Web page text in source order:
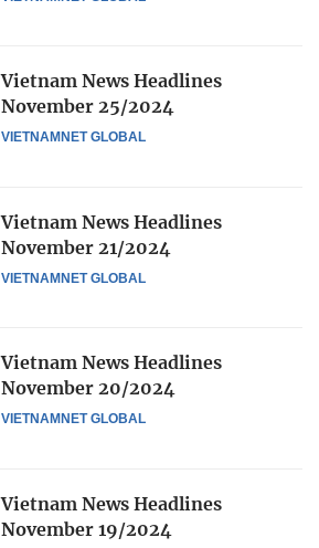
VIETNAMNET GLOBAL
Vietnam News Headlines
November 25/2024
VIETNAMNET GLOBAL
Vietnam News Headlines
November 21/2024
VIETNAMNET GLOBAL
Vietnam News Headlines
November 20/2024
Vietnam News Headlines
November 19/2024